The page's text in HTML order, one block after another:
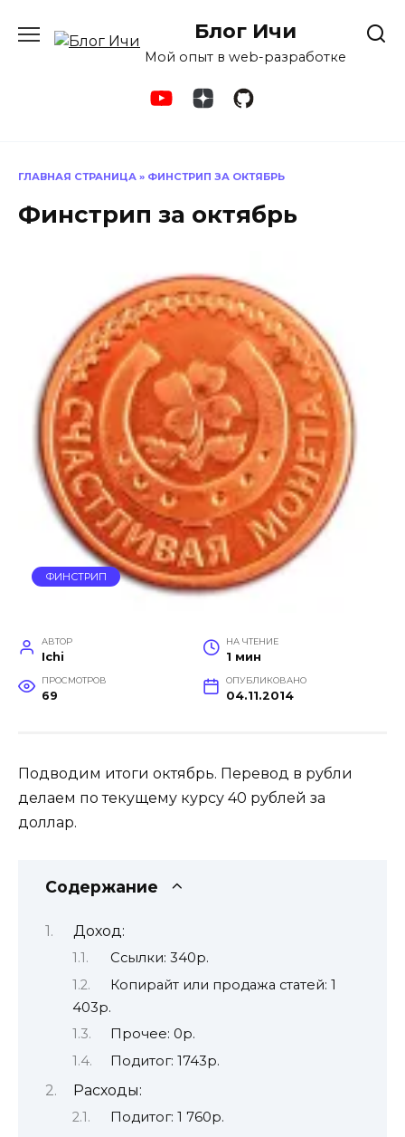
содержанию
Блог Ичи
Мой опыт в web-разработке
ГЛАВНАЯ СТРАНИЦА » ФИНСТРИП ЗА ОКТЯБРЬ
Финстрип за октябрь
ФИНСТРИП
АВТОР
Ichi
НА ЧТЕНИЕ
1 мин
ПРОСМОТРОВ
69
ОПУБЛИКОВАНО
04.11.2014
Подводим итоги октябрь. Перевод в рубли
делаем по текущему курсу 40 рублей за
доллар.
Содержание
Доход:
Ссылки: 340р.
Копирайт или продажа статей: 1
403р.
Прочее: 0р.
Подитог: 1743р.
Расходы:
Подитог: 1 760р.